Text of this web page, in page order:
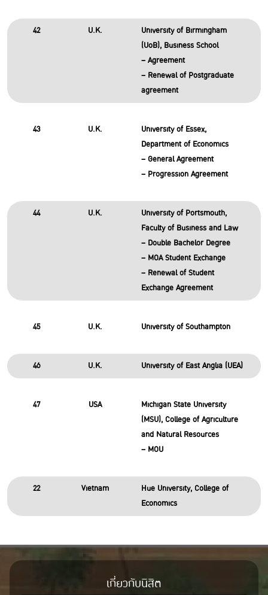
42 U.K.
University of Birmingham
(UoB), Business School
– Agreement
– Renewal of Postgraduate
agreement
43 U.K.
University of Essex,
Department of Economics
– General Agreement
– Progression Agreement
44 U.K.
University of Portsmouth,
Faculty of Business and Law
– Double Bachelor Degree
– MOA Student Exchange
– Renewal of Student
Exchange Agreement
45 U.K. University of Southampton
46 U.K. University of East Anglia (UEA)
47 USA
Michigan State University
(MSU), College of Agriculture
and Natural Resources
– MOU
22 Vietnam
Hue University, College of
Economics
เกี่ยวกับนิสิต